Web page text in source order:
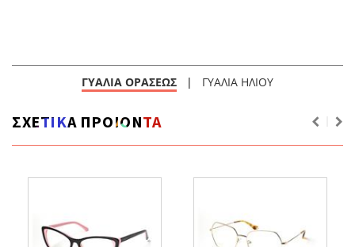
ΓΥΑΛΙΑ ΟΡΑΣΕΩΣ | ΓΥΑΛΙΑ ΗΛΙΟΥ
ΣΧΕΤΙΚΑ ΠΡΟΙΟΝΤΑ